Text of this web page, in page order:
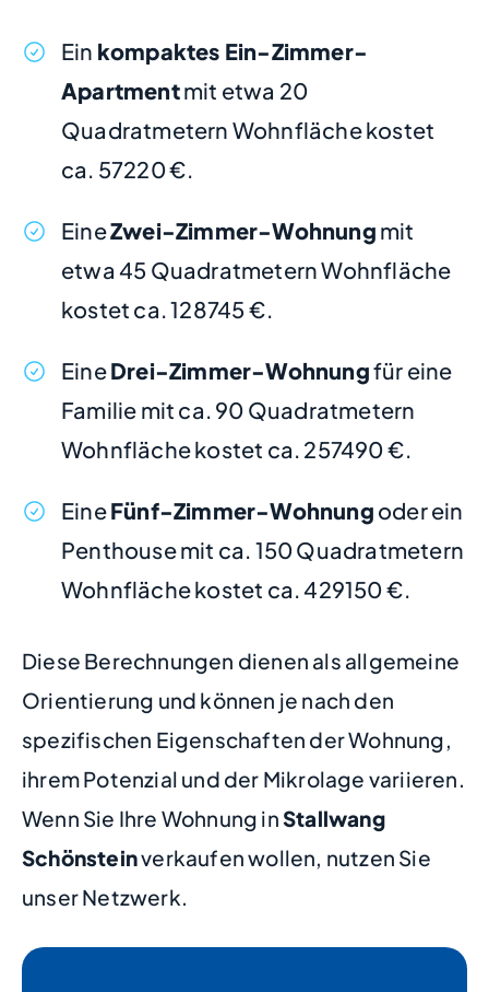
Ein kompaktes Ein-Zimmer-
Apartmentmit etwa 20
Quadratmetern Wohnfläche kostet
ca. 57220 €.
EineZwei-Zimmer-Wohnung mit
etwa 45 Quadratmetern Wohnfläche
kostet ca. 128745 €.
EineDrei-Zimmer-Wohnungfür eine
Familie mit ca. 90 Quadratmetern
Wohnfläche kostet ca. 257490 €.
EineFünf-Zimmer-Wohnung oder ein
Penthouse mit ca. 150 Quadratmetern
Wohnfläche kostet ca. 429150 €.
Diese Berechnungen dienen als allgemeine
Orientierung und können je nach den
spezifischen Eigenschaften der Wohnung,
ihrem Potenzial und der Mikrolage variieren.
Wenn Sie Ihre Wohnung inStallwang
Schönsteinverkaufen wollen, nutzen Sie
unser Netzwerk.